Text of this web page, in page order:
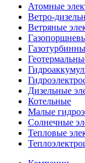
Атомные
Ветро-
Ветряные
Дизельные
Котельные
Малые
Солнечные
Тепловые